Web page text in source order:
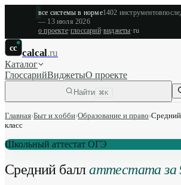
все системы в норме1402 инструментов
— 13 июля 2026
о проекте·глоссарий·виджеты·ru
cc calcal.ru
Каталог
ГлоссарийВиджетыО проекте
Найти ⌘K
Главная›Быт и хобби›Образование и право›Средний
класс
Школьный аттестат ОГЭ
Средний баллаттестата за